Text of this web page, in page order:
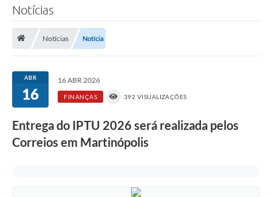
Secretarias
Serviços Online
LEIS MUNICIPAIS
Notícias
Notícias Notícia
ABR
16
16 ABR 2026
FINANÇAS 392 VISUALIZAÇÕES
Entrega do IPTU 2026 será realizada pelos
Correios em Martinópolis